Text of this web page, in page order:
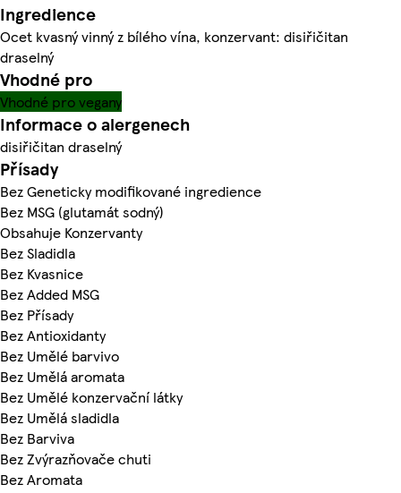
Ingredience
Ocet kvasný vinný z bílého vína, konzervant: disiřičitan
draselný
Vhodné pro
Vhodné pro vegany
Informace o alergenech
disiřičitan draselný
Přísady
Bez Geneticky modifikované ingredience
Bez MSG (glutamát sodný)
Obsahuje Konzervanty
Bez Sladidla
Bez Kvasnice
Bez Added MSG
Bez Přísady
Bez Antioxidanty
Bez Umělé barvivo
Bez Umělá aromata
Bez Umělé konzervační látky
Bez Umělá sladidla
Bez Barviva
Bez Zvýrazňovače chuti
Bez Aromata